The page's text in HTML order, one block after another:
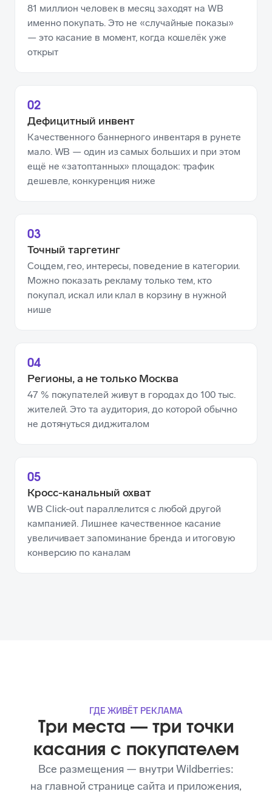
81 миллион человек в месяц заходят на WB
именно покупать. Это не «случайные показы»
— это касание в момент, когда кошелёк уже
открыт
02
Дефицитный инвент
Качественного баннерного инвентаря в рунете
мало. WB — один из самых больших и при этом
ещё не «затоптанных» площадок: трафик
дешевле, конкуренция ниже
03
Точный таргетинг
Соцдем, гео, интересы, поведение в категории.
Можно показать рекламу только тем, кто
покупал, искал или клал в корзину в нужной
нише
04
Регионы, а не только Москва
47 % покупателей живут в городах до 100 тыс.
жителей. Это та аудитория, до которой обычно
не дотянуться диджиталом
05
Кросс-канальный охват
WB Click-out параллелится с любой другой
кампанией. Лишнее качественное касание
увеличивает запоминание бренда и итоговую
конверсию по каналам
ГДЕ ЖИВЁТ РЕКЛАМА
Три места — три точки
касания с покупателем
Все размещения — внутри Wildberries:
на главной странице сайта и приложения,